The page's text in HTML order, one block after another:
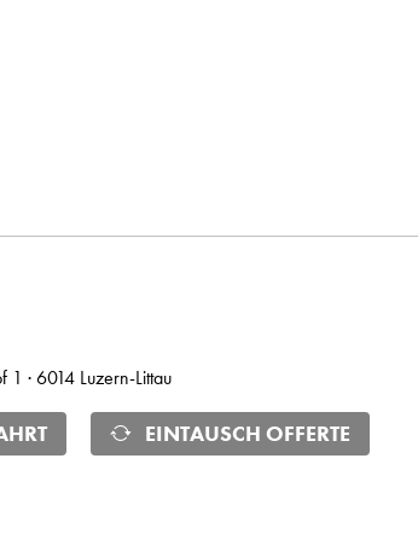
1 · 6014 Luzern-Littau
EINTAUSCH OFFERTE